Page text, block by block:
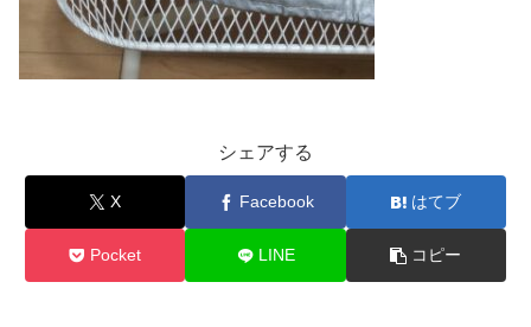
シェアする
X Facebook はてブ
Pocket LINE コピー